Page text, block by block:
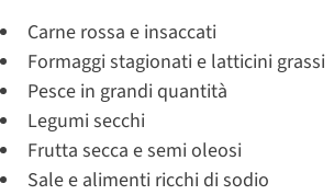
Carne rossa e insaccati
Formaggi stagionati e latticini grassi
Pesce in grandi quantità
Legumi secchi
Frutta secca e semi oleosi
Sale e alimenti ricchi di sodio